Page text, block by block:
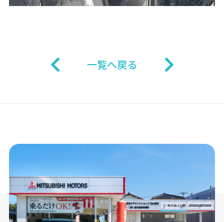
一覧へ戻る